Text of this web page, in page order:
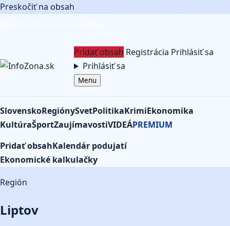
Preskočiť na obsah
Pridať obsah Registrácia Prihlásiť sa
Prihlásiť sa
Menu
SlovenskoRegiónySvetPolitikaKrimiEkonomika
KultúraŠportZaujímavostiVIDEÁPREMIUM
Pridať obsahKalendár podujatí
Ekonomické kalkulačky
Región
Liptov